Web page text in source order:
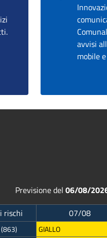
avvisi
mobile
Previsione del06/08/
rischi
07/08
GIALLO